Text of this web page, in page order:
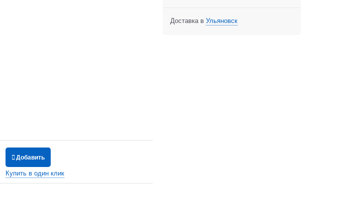
Добавить
Купить в один клик
Доставка в Ульяновск